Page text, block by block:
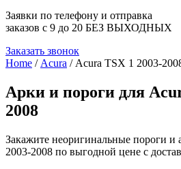
Заявки по телефону и отправка
заказов с 9 до 20 БЕЗ ВЫХОДНЫХ
Заказать звонок
Home / Acura / Acura TSX 1 2003-
Арки и пороги для
2008
Закажите неоригинальные пороги и
2003-2008 по выгодной цене с